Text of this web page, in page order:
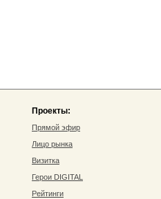
Проекты:
Прямой эфир
Лицо рынка
Визитка
Герои DIGITAL
Рейтинги